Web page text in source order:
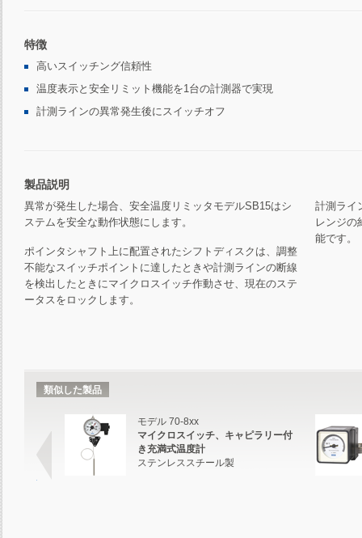
特徴
高いスイッチング信頼性
温度表示と安全リミット機能を1台の計測器で実現
計測ラインの異常発生後にスイッチオフ
製品説明
異常が発生した場合、安全温度リミッタモデルSB15はシ
ステムを安全な動作状態にします。
ポインタシャフト上に配置されたシフトディスクは、調整
不能なスイッチポイントに達したときや計測ラインの断線
を検出したときにマイクロスイッチ作動させ、現在のステ
ータスをロックします。
計測ライ
レンジの
能です。
類似した製品
モデル 70-8xx
マイクロスイッチ、キャピラリー付
き充満式温度計
ステンレススチール製